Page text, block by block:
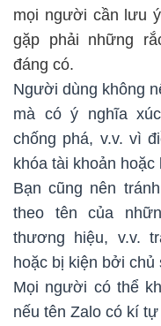
mọi người cần lưu
gặp phải những
đáng có.
Người dùng không
mà có ý nghĩa
chống phá, v.v. vì
khóa tài khoản
Bạn cũng nên
theo tên của
thương hiệu, v.v.
hoặc bị kiện bởi chủ
Mọi người có thể
nếu tên Zalo có kí